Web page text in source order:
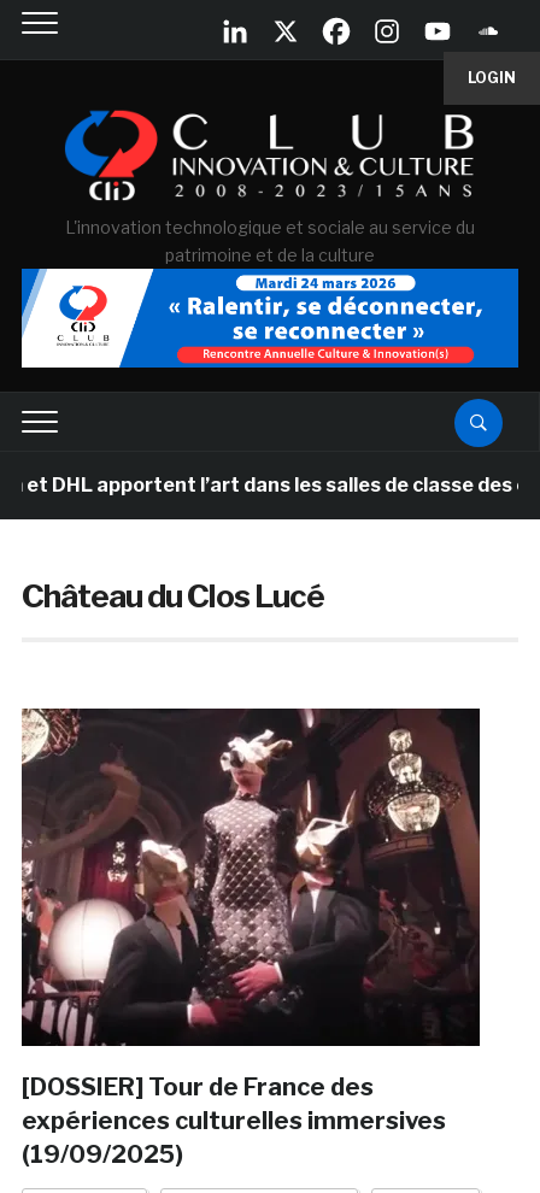
LOGIN
L'innovation technologique et sociale au service du
patrimoine et de la culture
apportent l’art dans les salles de classe des écoles
Château du Clos Lucé
[DOSSIER] Tour de France des
expériences culturelles immersives
(19/09/2025)